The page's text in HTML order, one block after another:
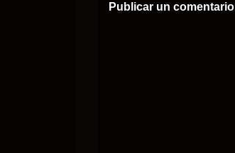
Publicar un comentario